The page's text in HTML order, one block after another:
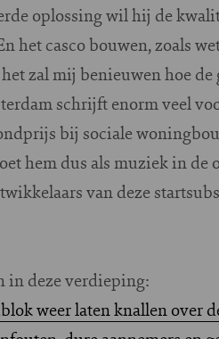
oplossing wil hij de
het casco bouwen, zoals
zal mij benieuwen hoe
schrijft enorm veel
bij sociale
hem dus als muziek in de
van deze
in deze verdieping:
weer laten knallen over